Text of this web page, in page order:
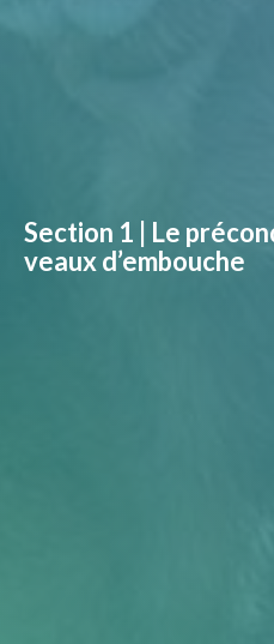
Section 1 | Le
veaux d’embouche